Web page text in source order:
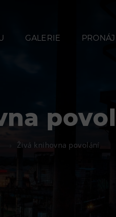
GALERIE
Živá knihovna povolání
Svět